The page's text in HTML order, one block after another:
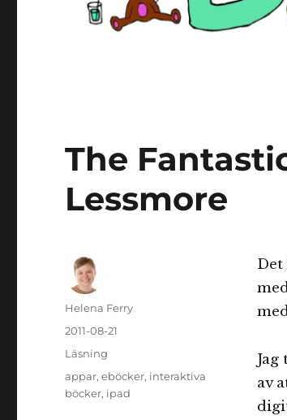
The
Lessmore
Det
Jag
av
Författare
Helena Ferry
Publicerat
den
2011-08-21
Kategorier
Läsning
Etiketter
appar,eböcker, interaktiva
böcker, ipad